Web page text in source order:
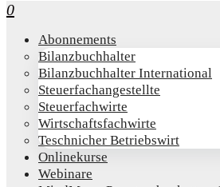
0
Abon­ne­ments
Bilanz­buch­hal­ter
Bilanz­buch­hal­ter International
Steu­er­fach­an­ge­stell­te
Steu­er­fach­wir­te
Wirt­schafts­fach­wir­te
Teschni­cher Betriebswirt
Online­kur­se
Web­i­na­re